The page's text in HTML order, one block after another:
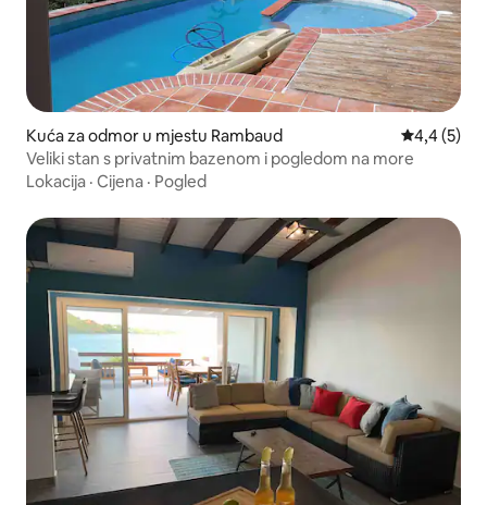
Kuća za odmor u mjestu Rambaud Prosječna
4,4 (5)
Veliki stan s privatnim bazenom i pogledom na more
Lokacija · Cijena · Pogled